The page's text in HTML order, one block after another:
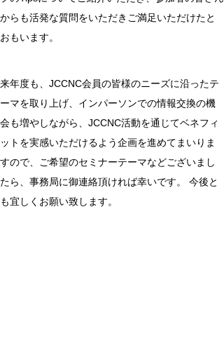
からも活発な質問をいただきご満足いただけたと
おもいます。
来年度も、JCCNC会員の皆様のニーズに沿ったテ
ーマを取り上げ、インパーソンでの情報交換の機
会も増やしながら、JCCNC活動を通じてベネフィ
ットを実感いただけるよう企画を進めてまいりま
すので、ご希望のセミナーテーマなどございまし
たら、事務局に御連絡頂ければ幸いです。 今後と
も宜しくお願い致します。